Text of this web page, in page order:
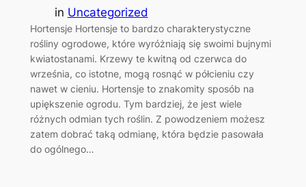
in Uncategorized
Hortensje Hortensje to bardzo charakterystyczne
rośliny ogrodowe, które wyróżniają się swoimi bujnymi
kwiatostanami. Krzewy te kwitną od czerwca do
września, co istotne, mogą rosnąć w półcieniu czy
nawet w cieniu. Hortensje to znakomity sposób na
upiększenie ogrodu. Tym bardziej, że jest wiele
różnych odmian tych roślin. Z powodzeniem możesz
zatem dobrać taką odmianę, która będzie pasowała
do ogólnego…